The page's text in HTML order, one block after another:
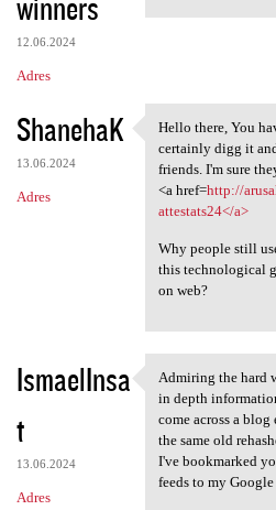
12.06.2024
Adres
ShanehaK
13.06.2024
Adres
Hello there,
Hello there, You
certainly digg it
friends. I'm sure
<a href=http://
attestats24</a>
Why people still
this technological
on web?
IsmaelInsa
t
13.06.2024
Adres
Admiring the
Admiring the hard
in depth
come across a
the same old
I've bookmarked
feeds to my